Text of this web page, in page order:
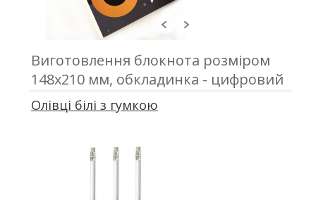
Виготовлення блокнота розміром
148х210 мм, обкладинка - цифровий
друк; блок - 50 аркушів, офсетний
друк; кріплення - металева пружина
Олівці білі з гумкою